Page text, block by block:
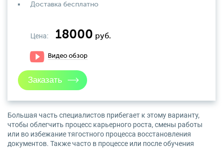
Доставка бесплатно
Цена: 18000 руб.
Видео обзор
Большая часть специалистов прибегает к этому варианту,
чтобы облегчить процесс карьерного роста, смены работы
или во избежание тягостного процесса восстановления
документов. Также часто в процессе или после обучения